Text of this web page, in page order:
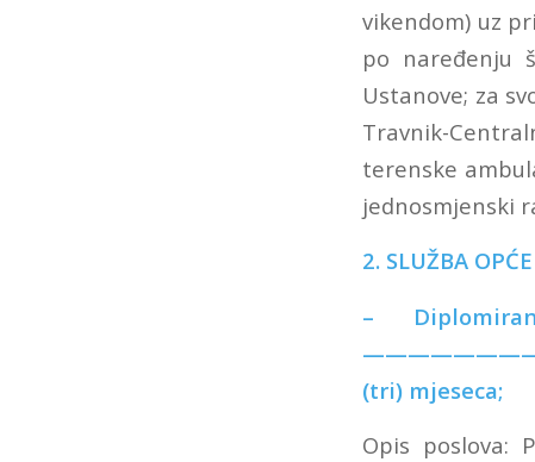
vikendom) uz
po naređenju
Ustanove; za
Travnik-
terenske
jednosmjenski
2. SLUŽBA
–
(tri) mjeseca;
Opis poslova: